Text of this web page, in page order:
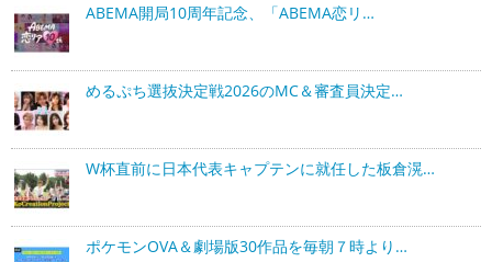
ABEMA開局10周年記念、「ABEMA恋リ…
めるぷち選抜決定戦2026のMC＆審査員決定…
W杯直前に日本代表キャプテンに就任した板倉滉…
ポケモンOVA＆劇場版30作品を毎朝７時より…